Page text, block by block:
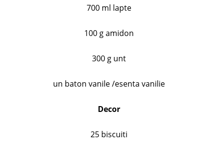
700 ml lapte
100 g amidon
300 g unt
un baton vanile /esenta vanilie
Decor
25 biscuiti